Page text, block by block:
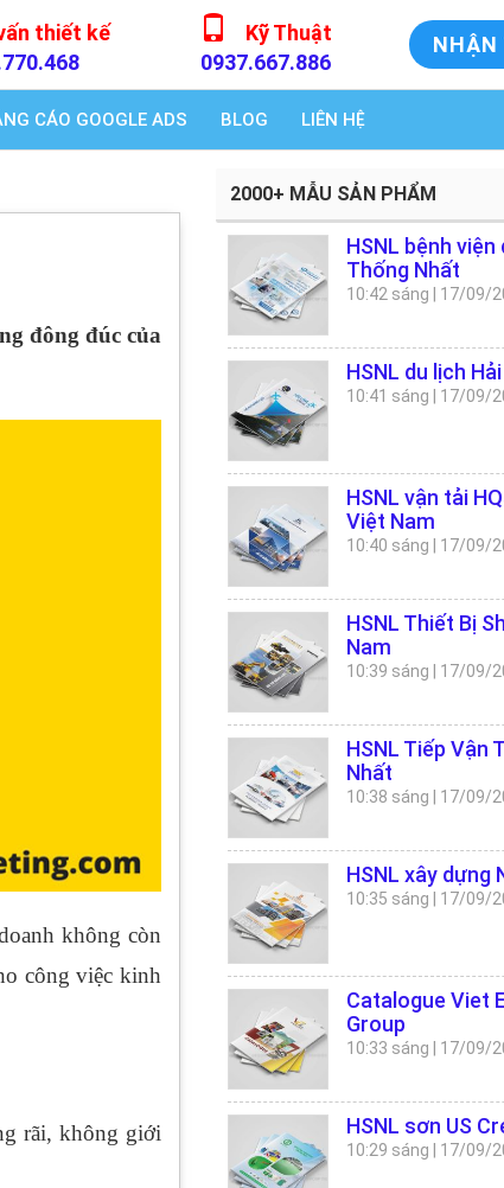
thiết kế
Kỹ Thuật
0937.667.886
NHẬN
CÁO GOOGLE ADS BLOG LIÊN HỆ
đông đúc của
không còn
công việc kinh
rãi, không giới
2000+ MẪU SẢN PHẨM
HSNL bệnh viện
Thống Nhất
10:42 sáng 17/09/
HSNL du lịch
10:41 sáng 17/09/
HSNL vận tải
Việt Nam
10:40 sáng 17/09/
HSNL Thiết Bị
Nam
10:39 sáng 17/09/
HSNL Tiếp Vận
Nhất
10:38 sáng 17/09/
HSNL xây dựng
10:35 sáng 17/09/
Catalogue Viet
Group
10:33 sáng 17/09/
HSNL sơn US
10:29 sáng 17/09/